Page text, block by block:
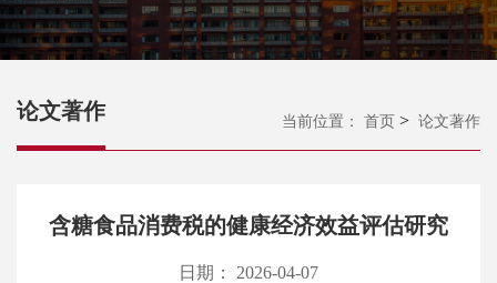
论文著作 当前位置： 首页 > 论文著作
含糖食品消费税的健康经济效益评估研究
日期： 2026-04-07